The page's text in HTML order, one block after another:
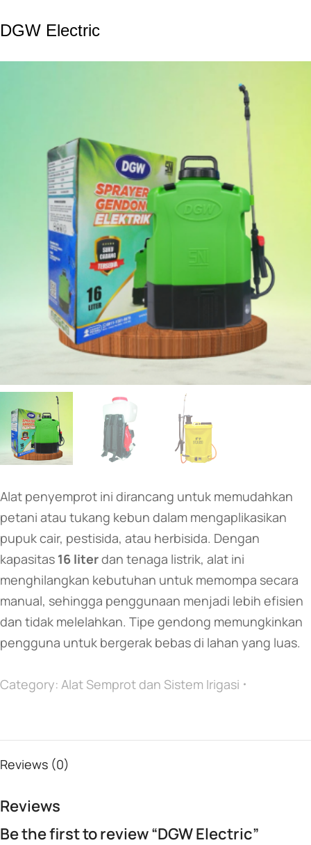
DGW Electric
Alat penyemprot ini dirancang untuk memudahkan
petani atau tukang kebun dalam mengaplikasikan
pupuk cair, pestisida, atau herbisida. Dengan
kapasitas 16 literdan tenaga listrik, alat ini
menghilangkan kebutuhan untuk memompa secara
manual, sehingga penggunaan menjadi lebih efisien
dan tidak melelahkan. Tipe gendong memungkinkan
pengguna untuk bergerak bebas di lahan yang luas.
Category: Alat Semprot dan Sistem Irigasi
Reviews (0)
Reviews
Be the first to review “DGW Electric”